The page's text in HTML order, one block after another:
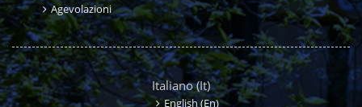
Agevolazioni
Italiano ‎(it)‎
English ‎(en)‎